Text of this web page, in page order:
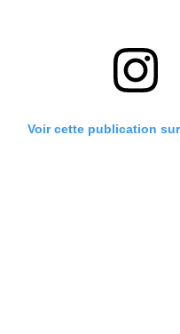
Voir cette publication